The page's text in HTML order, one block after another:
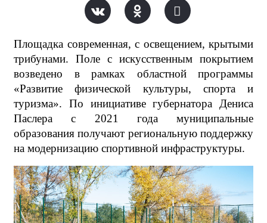
Площадка современная, с освещением, крытыми
трибунами. Поле с искусственным покрытием
возведено в рамках областной программы
«Развитие физической культуры, спорта и
туризма». По инициативе губернатора Дениса
Паслера с 2021 года муниципальные
образования получают региональную поддержку
на модернизацию спортивной инфраструктуры.